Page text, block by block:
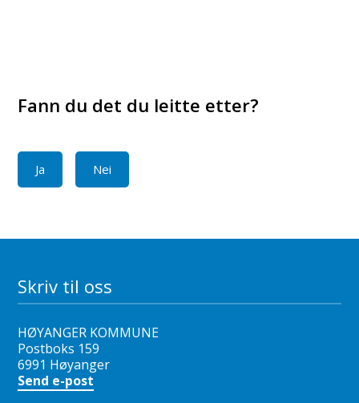
Fann du det du leitte etter?
Ja Nei
Skriv til oss
HØYANGER KOMMUNE
Postboks 159
6991 Høyanger
Send e-post